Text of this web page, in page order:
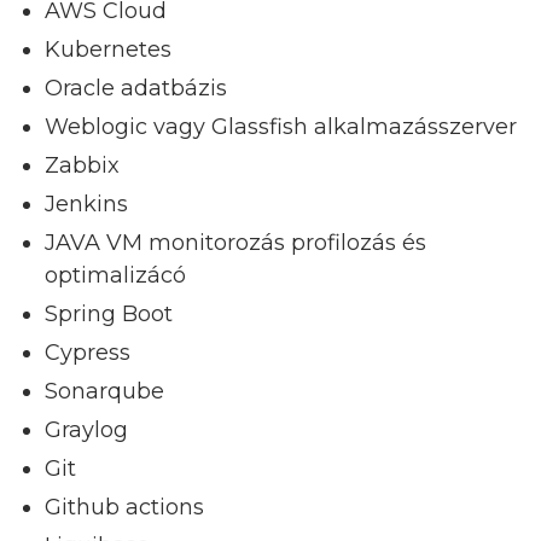
AWS Cloud
Kubernetes
Oracle adatbázis
Weblogic vagy Glassfish alkalmazásszerver
Zabbix
Jenkins
JAVA VM monitorozás profilozás és
optimalizácó
Spring Boot
Cypress
Sonarqube
Graylog
Git
Github actions